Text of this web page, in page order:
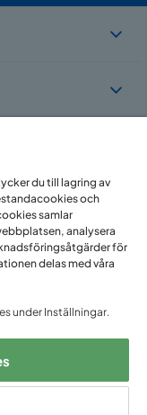
du till lagring av
och
samlar
analysera
för
delas med våra
under Inställningar.